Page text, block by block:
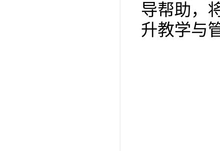
导帮助，
升教学与